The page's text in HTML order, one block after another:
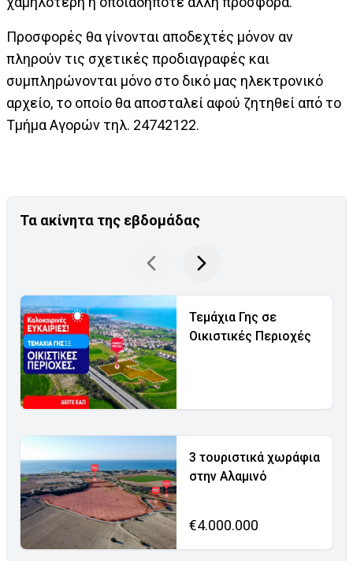
Προσφορές θα γίνονται αποδεχτές μόνον αν
πληρούν τις σχετικές προδιαγραφές και
συμπληρώνονται μόνο στο δικό μας ηλεκτρονικό
αρχείο, το οποίο θα αποσταλεί αφού ζητηθεί από το
Τμήμα Αγορών τηλ. 24742122.
Τα ακίνητα της εβδομάδας
Τεμάχια Γης σε
Οικιστικές Περιοχές
3 τουριστικά χωράφια
στην Αλαμινό
€4.000.000